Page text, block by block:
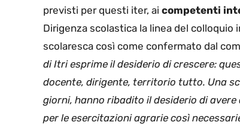
previsti per questi iter, ai competenti
Dirigenza scolastica la linea del
scolaresca così come confermato dal
di Itri esprime il desiderio di crescere:
docente, dirigente, territorio tutto. Una
giorni, hanno ribadito il desiderio di
per le esercitazioni agrarie così